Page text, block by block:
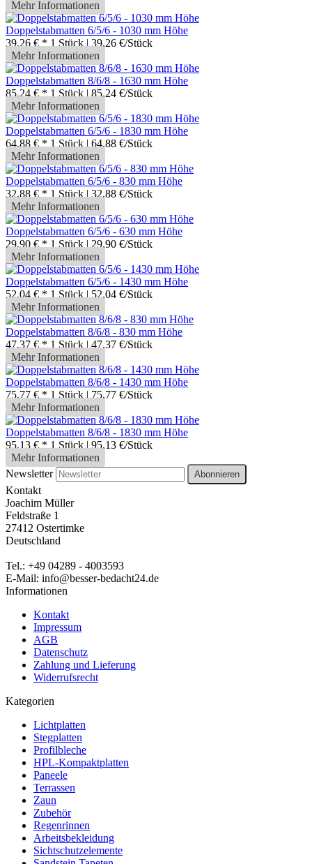
Mehr Informationen
Doppelstabmatten 6/5/6 - 1030 mm Höhe
39,26 € * 1 Stück | 39,26 €/Stück
Mehr Informationen
Doppelstabmatten 8/6/8 - 1630 mm Höhe
85,24 € * 1 Stück | 85,24 €/Stück
Mehr Informationen
Doppelstabmatten 6/5/6 - 1830 mm Höhe
64,88 € * 1 Stück | 64,88 €/Stück
Mehr Informationen
Doppelstabmatten 6/5/6 - 830 mm Höhe
32,88 € * 1 Stück | 32,88 €/Stück
Mehr Informationen
Doppelstabmatten 6/5/6 - 630 mm Höhe
29,90 € * 1 Stück | 29,90 €/Stück
Mehr Informationen
Doppelstabmatten 6/5/6 - 1430 mm Höhe
52,04 € * 1 Stück | 52,04 €/Stück
Mehr Informationen
Doppelstabmatten 8/6/8 - 830 mm Höhe
47,37 € * 1 Stück | 47,37 €/Stück
Mehr Informationen
Doppelstabmatten 8/6/8 - 1430 mm Höhe
75,77 € * 1 Stück | 75,77 €/Stück
Mehr Informationen
Doppelstabmatten 8/6/8 - 1830 mm Höhe
95,13 € * 1 Stück | 95,13 €/Stück
Mehr Informationen
Newsletter
Abonnieren
Kontakt
Joachim Müller
Feldstraße 1
27412 Ostertimke
Deutschland
Tel.: +49 04289 - 4003593
E-Mail: info@besser-bedacht24.de
Informationen
Kontakt
Impressum
AGB
Datenschutz
Zahlung und Lieferung
Widerrufsrecht
Kategorien
Lichtplatten
Stegplatten
Profilbleche
HPL-Kompaktplatten
Paneele
Terrassen
Zaun
Zubehör
Regenrinnen
Arbeitsbekleidung
Sichtschutzelemente